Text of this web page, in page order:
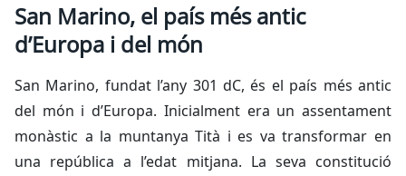
San Marino, el país més antic
d’Europa i del món
San Marino, fundat l’any 301 dC, és el país més antic
del món i d’Europa. Inicialment era un assentament
monàstic a la muntanya Tità i es va transformar en
una república a l’edat mitjana. La seva constitució